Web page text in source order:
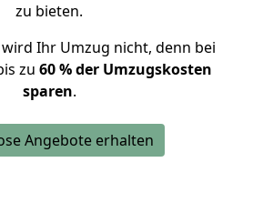
zu bieten.
Ihr Umzug nicht, denn bei
zu 60 % der Umzugskosten
sparen.
Angebote erhalten